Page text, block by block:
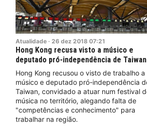
Atualidade · 26 dez 2018 07:21
Hong Kong recusa visto a músico e
deputado pró-independência de Taiwan
Hong Kong recusou o visto de trabalho a
músico e deputado pró-independência
Taiwan, convidado a atuar num festival
música no território, alegando falta de
"competências e conhecimento" para
trabalhar na região.